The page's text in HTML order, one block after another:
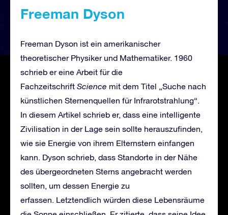
Freeman Dyson
Freeman Dyson ist ein amerikanischer
theoretischer Physiker und Mathematiker. 1960
schrieb er eine Arbeit für die
Fachzeitschrift Science mit dem Titel „Suche nach
künstlichen Sternenquellen für Infrarotstrahlung“.
In diesem Artikel schrieb er, dass eine intelligente
Zivilisation in der Lage sein sollte herauszufinden,
wie sie Energie von ihrem Elternstern einfangen
kann. Dyson schrieb, dass Standorte in der Nähe
des übergeordneten Sterns angebracht werden
sollten, um dessen Energie zu
erfassen. Letztendlich würden diese Lebensräume